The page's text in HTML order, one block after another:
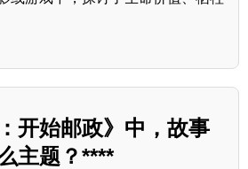
开始邮政》中，故事
主题？****